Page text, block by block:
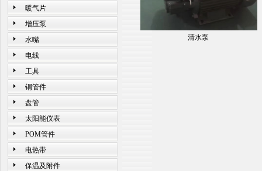
暖气片
增压泵
水嘴
电线
工具
铜管件
盘管
太阳能仪表
POM管件
电热带
保温及附件
清水泵